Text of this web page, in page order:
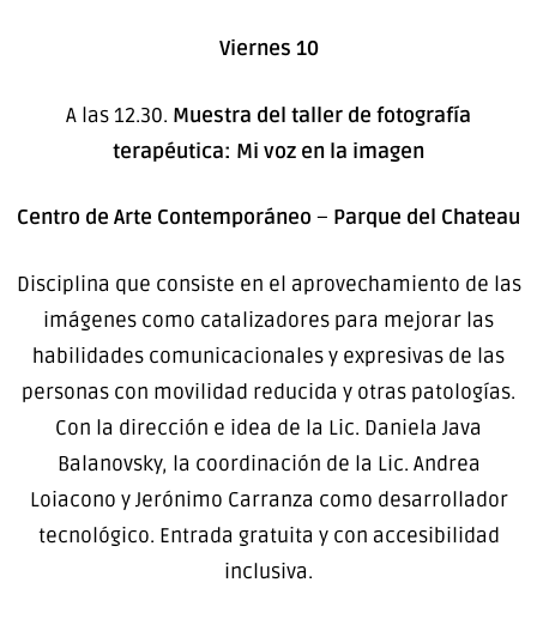
Viernes 10
A las 12.30. Muestra del taller de fotografía
terapéutica: Mi voz en la imagen
Centro de Arte Contemporáneo – Parque del Chateau
Disciplina que consiste en el aprovechamiento de las
imágenes como catalizadores para mejorar las
habilidades comunicacionales y expresivas de las
personas con movilidad reducida y otras patologías.
Con la dirección e idea de la Lic. Daniela Java
Balanovsky, la coordinación de la Lic. Andrea
Loiacono y Jerónimo Carranza como desarrollador
tecnológico. Entrada gratuita y con accesibilidad
inclusiva.